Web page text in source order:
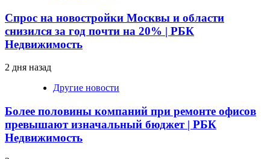
Спрос на новостройки Москвы и области
снизился за год почти на 20% | РБК
Недвижимость
2 дня назад
Другие новости
Более половины компаний при ремонте офисов
превышают изначальный бюджет | РБК
Недвижимость